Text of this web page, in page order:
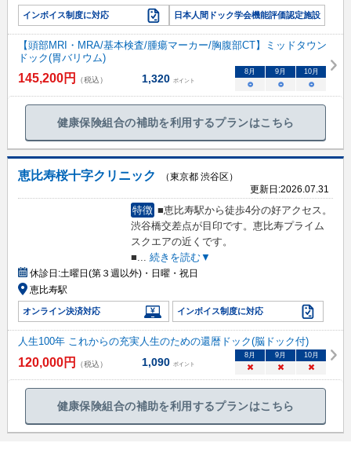
インボイス制度に対応 日本人間ドック学会機能評価認定施設
【頭部MRI・MRA/基本検査/腫瘍マーカー/胸腹部CT】ミッドタウン
ドック(胃バリウム)
145,200円 （税込） 1,320 ポイント
8 月 9 月 10月
○ ○ ○
健康保険組合の補助を利用するプランはこちら
恵比寿桜十字クリニック
（東京都 渋谷区）
更新日:2026.07.31
特徴 ■恵比寿駅から徒歩4分の好アクセス。
渋谷橋交差点が目印です。恵比寿プライム
スクエアの近くです。
■... 続きを読む▼
休診日:土曜日(第３週以外)・日曜・祝日
恵比寿駅
オンライン決済対応 インボイス制度に対応
人生100年 これからの充実人生のための還暦ドック(脳ドック付)
120,000円 （税込） 1,090 ポイント
8月 9月 10月
× × ×
健康保険組合の補助を利用するプランはこちら